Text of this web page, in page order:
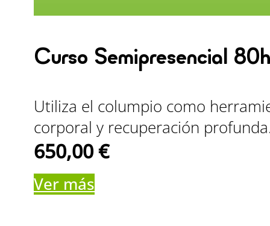
Curso Semipresencial
Utiliza el columpio como
corporal y recuperación
650,00€
Ver más